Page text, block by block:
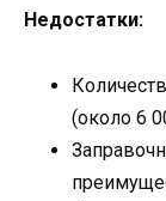
Недостатки:
(около 6